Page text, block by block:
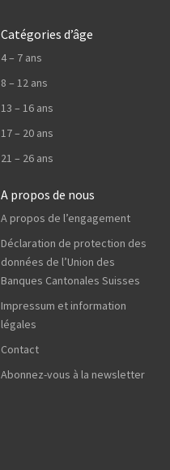
Catégories d’âge
4 – 7 ans
8 – 12 ans
13 – 16 ans
17 – 20 ans
21 – 26 ans
A propos de nous
A propos de l’engagement
Déclaration de protection des
données de l’Union des
Banques Cantonales Suisses
Impressum et information
légales
Contact
Abonnez-vous à la newsletter